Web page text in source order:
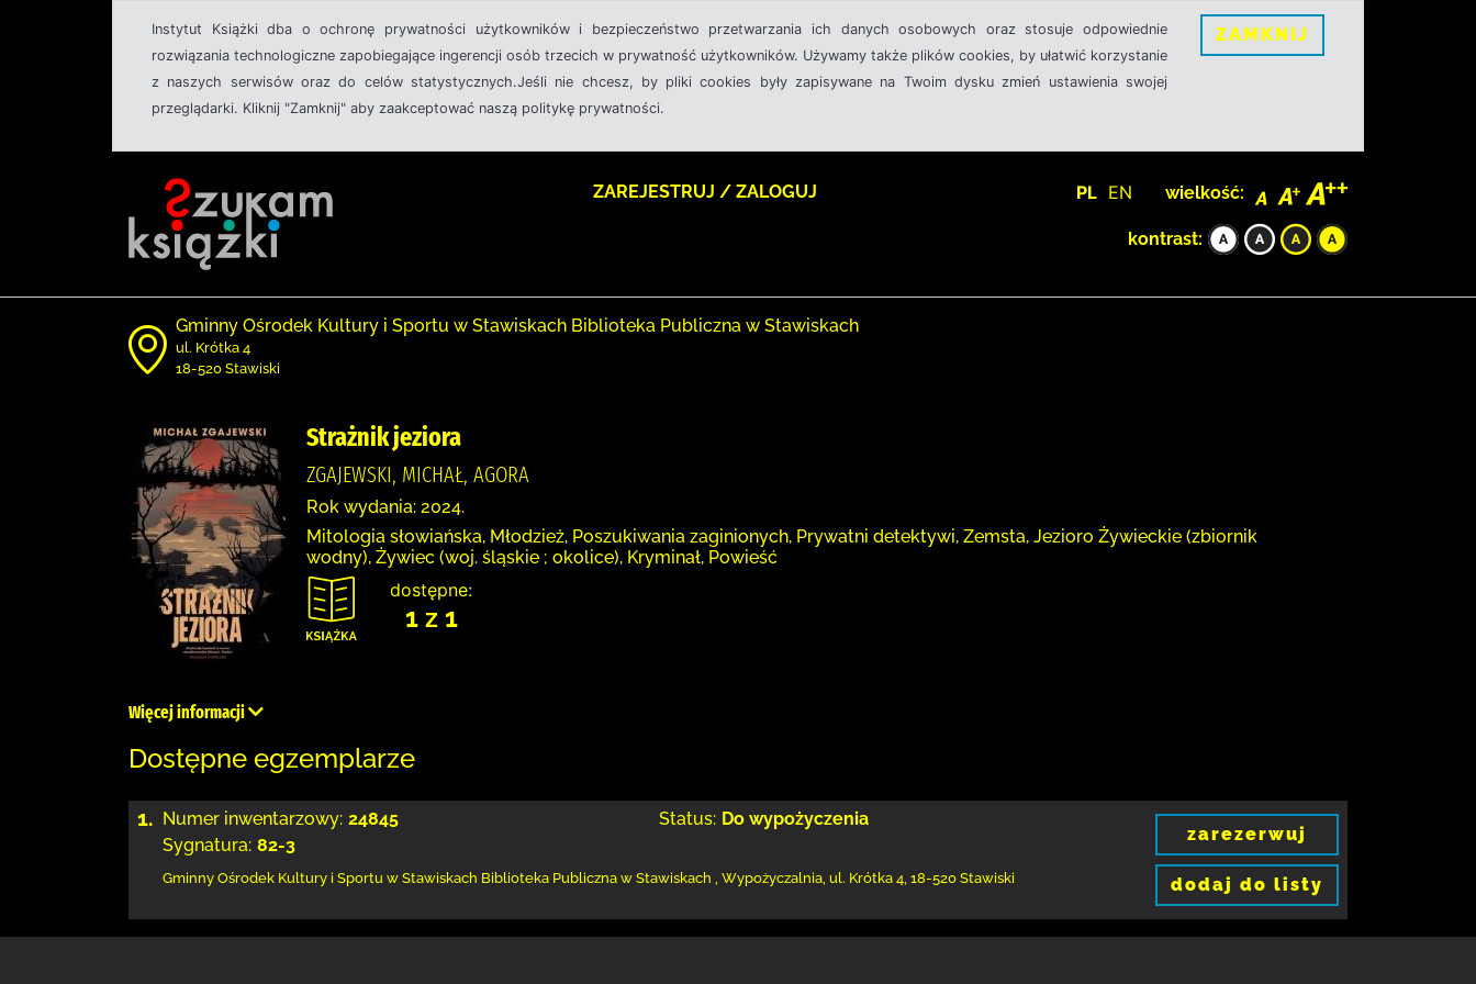
Instytut Książki dba o ochronę prywatności użytkowników i bezpieczeństwo przetwarzania ich danych osobowych oraz stosuje odpowiednie
rozwiązania technologiczne zapobiegające ingerencji osób trzecich w prywatność użytkowników. Używamy także plików cookies, by ułatwić korzystanie
z naszych serwisów oraz do celów statystycznych.Jeśli nie chcesz, by pliki cookies były zapisywane na Twoim dysku zmień ustawienia swojej
przeglądarki. Kliknij "Zamknij" aby zaakceptować naszą politykę prywatności.
ZAMKNIJ
ZAREJESTRUJ / ZALOGUJ PL EN wielkość:
kontrast:
Gminny Ośrodek Kultury i Sportu w Stawiskach Biblioteka Publiczna w Stawiskach
ul. Krótka 4
18-520 Stawiski
Strażnik jeziora
ZGAJEWSKI, MICHAŁ, AGORA
Rok wydania: 2024.
Mitologia słowiańska, Młodzież, Poszukiwania zaginionych, Prywatni detektywi, Zemsta, Jezioro Żywieckie (zbiornik
wodny), Żywiec (woj. śląskie ; okolice), Kryminał, Powieść
dostępne:
1 z 1
Więcej informacji
Dostępne egzemplarze
1. Numer inwentarzowy: 24845
Sygnatura: 82-3
Status: Do wypożyczenia
Gminny Ośrodek Kultury i Sportu w Stawiskach Biblioteka Publiczna w Stawiskach , Wypożyczalnia, ul. Krótka 4, 18-520 Stawiski
zarezerwuj
dodaj do listy